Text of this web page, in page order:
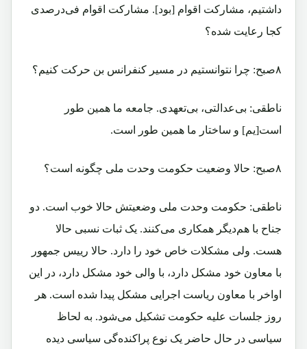
داشتیم، مشارکت اقوام [بود]. مشارکت اقوام فی‌درصدی
کجا رعایت شده؟
۸صبح: چرا نتوانستیم در مسیر کنفرانس بن حرکت کنیم؟
ناطقی: بی‌عدالتی، بی‌تعهدی. جامعه ما همین طور
است[یم] و ساختار ما همین طور است.
۸صبح: حالا وضعیت حکومت وحدت ملی چگونه است؟
ناطقی: حکومت وحدت ملی وضعیتش حالا خوب است. دو
جناح با هم‌دیگر همکاری می‌کنند. یک ثبات نسبی حالا
هست. ولی مشکلات خاص خود را دارد. حالا رییس جمهور
با معاون خود مشکل دارد، با والی خود مشکل دارد، در این
اواخر با معاون ریاست اجرایی مشکل پیدا شده است. هر
روز جلسات علیه حکومت تشکیل می‌شود. به لحاظ
سیاسی در حال حاضر یک نوع پراکنده‌گی سیاسی دیده